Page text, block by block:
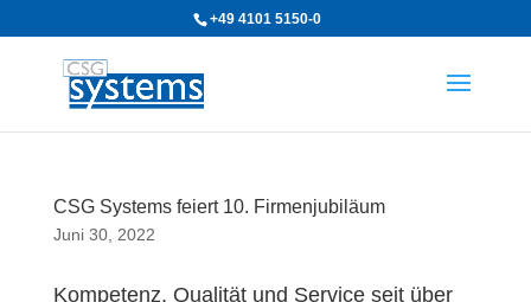
+49 4101 5150-0
CSG Systems feiert 10. Firmenjubiläum
Juni 30, 2022
Kompetenz, Qualität und Service seit über